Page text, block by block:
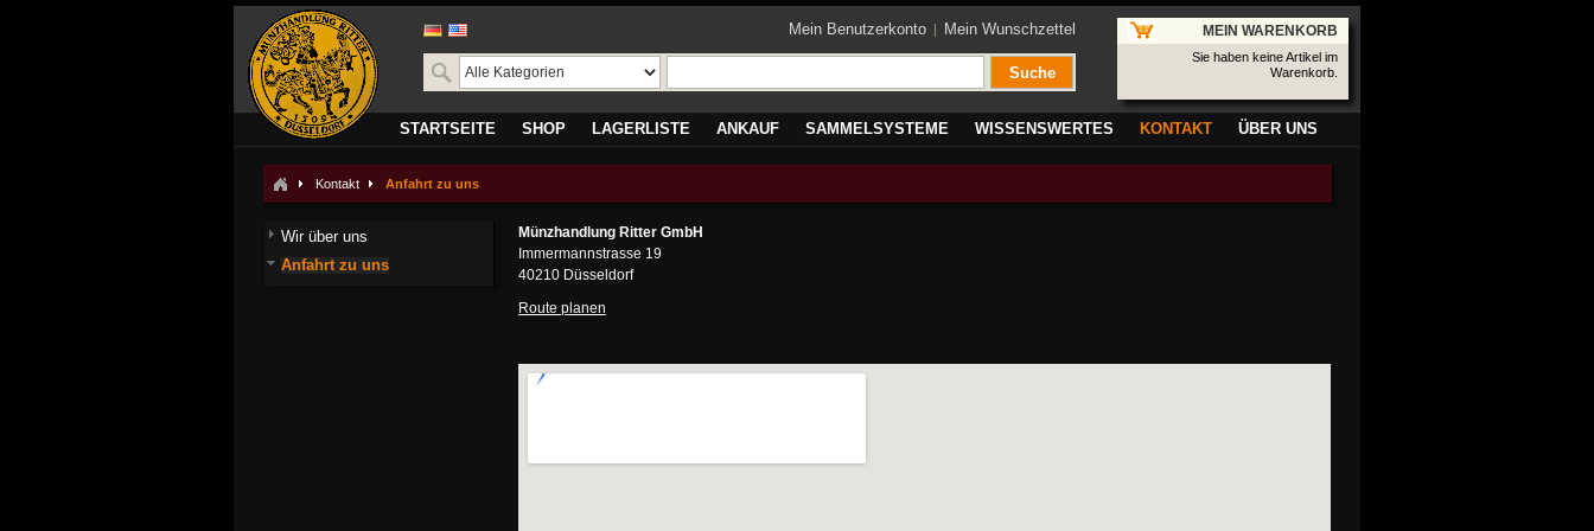
Mein Benutzerkonto Mein Wunschzettel
Suche
MEIN WARENKORB
Sie haben keine Artikel im
Warenkorb.
STARTSEITE SHOP LAGERLISTE ANKAUF SAMMELSYSTEME WISSENSWERTES KONTAKT ÜBER UNS
Kontakt Anfahrt zu uns
Münzhandlung Ritter GmbH
Immermannstrasse 19
40210 Düsseldorf
Route planen
Wir über uns
Anfahrt zu uns